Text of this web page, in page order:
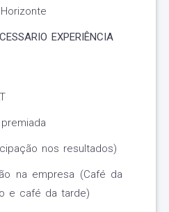
EXPERIÊNCIA
nos resultados)
na empresa (Café da
e café da tarde)